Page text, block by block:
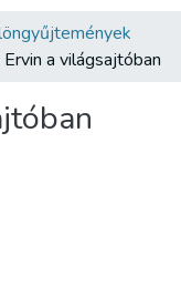
a világsajtóban